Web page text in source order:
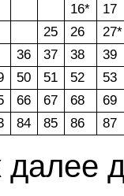
16*
17
25
26
27*
36
37 38
39
50 51 52
53
66 67 68
69
84 85 86 87
далее